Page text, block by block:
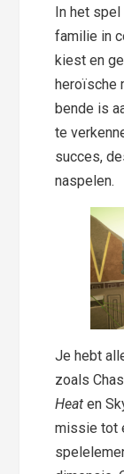
In het
familie in
kiest en
heroïsche
bende is
te
succes,
naspelen.
Je hebt
zoals
Heat en
missie tot